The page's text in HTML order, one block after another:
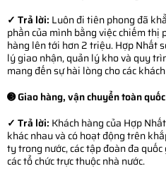
✓ Trả lời: Luôn đi tiên phong đã
phần của mình bằng việc chiếm
hàng lên tới hơn 2 triệu. Hợp Nhất
lý giao nhận, quản lý kho và quy
mang đến sự hài lòng cho các
➌ Giao hàng, vận chuyển toàn
✓ Trả lời: Khách hàng của Hợp
khác nhau và có hoạt động trên
ty trong nước, các tập đoàn đa
các tổ chức trực thuộc nhà nước.